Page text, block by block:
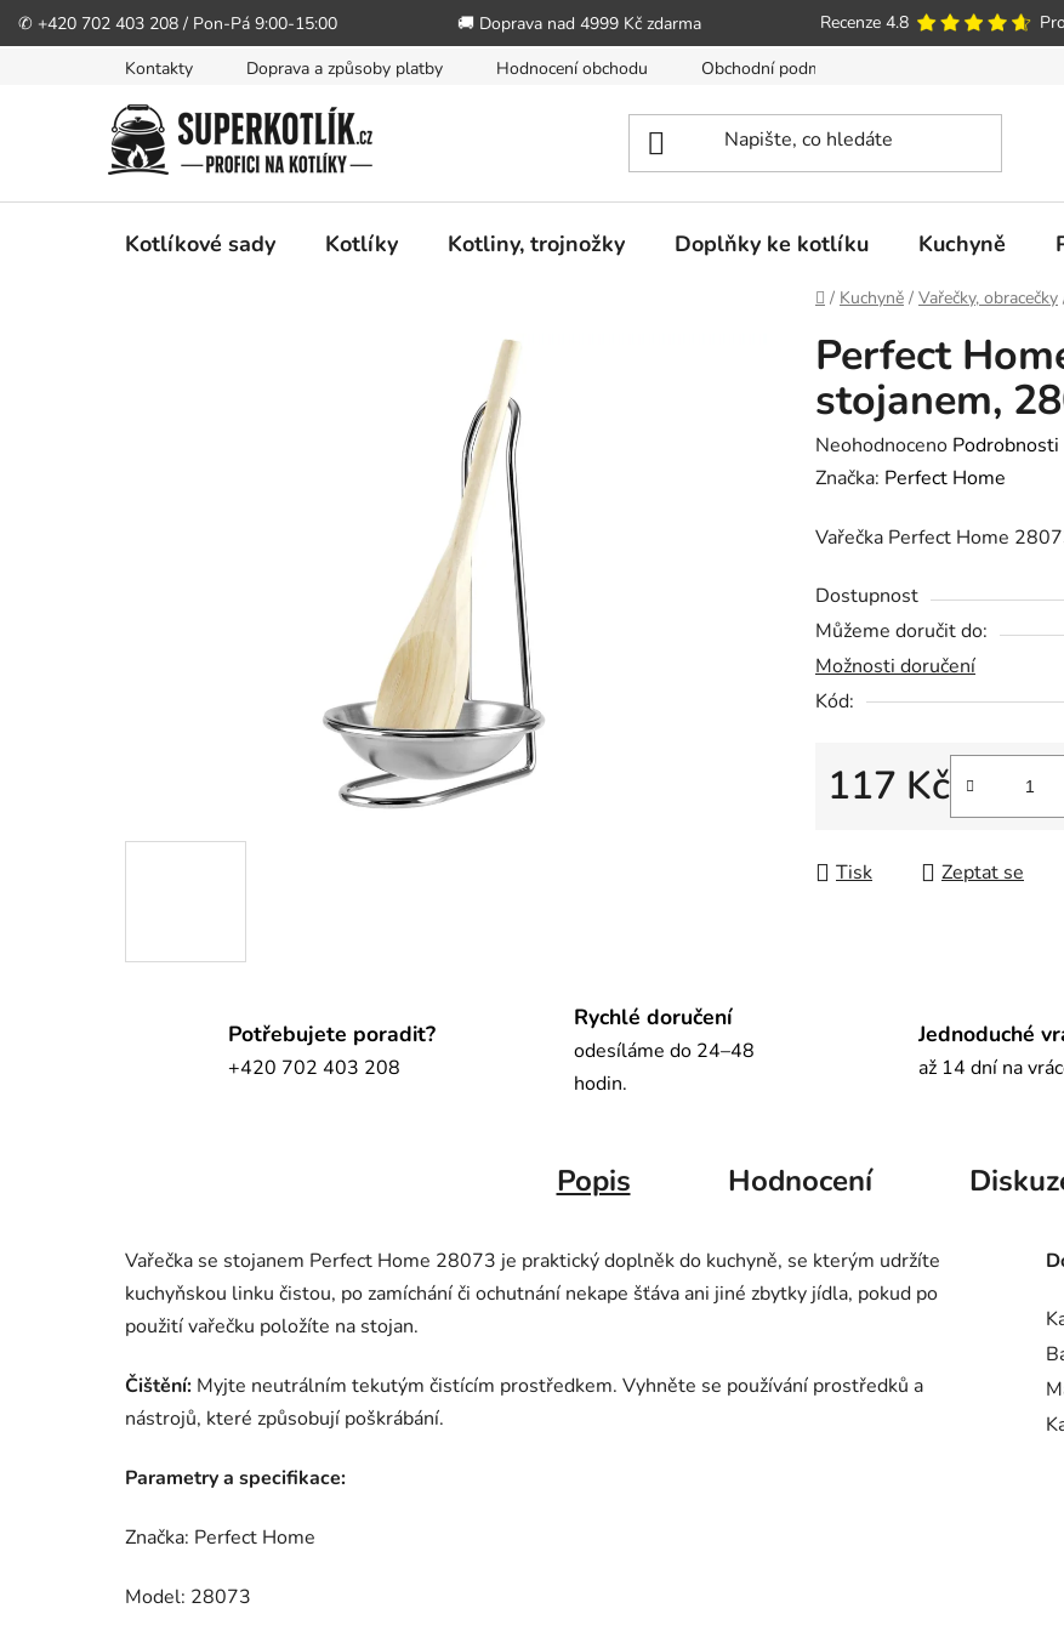
✆ +420 702 403 208 / Pon-Pá 9:00-15:00 🚚 Doprava nad 4999 Kč zdarma Recenze 4.8
Kontakty Doprava a způsoby platby Hodnocení obchodu Obchodní podmínky Poučení o právu
Kotlíkové sady Kotlíky Kotliny, trojnožky Doplňky ke kotlíku Kuchyně
Domů
/ Kuchyně / Vařečky, obracečky
Perfect
stojanem,
Průměrné
hodnocení
je
z
5
hvězdiček.
Neohodnoceno
Značka: Perfect Home
Vařečka Perfect Home
Dostupnost
Můžeme doručit do:
Možnosti doručení
Kód:
117 Kč
Tisk Zeptat se
Potřebujete poradit?
+420 702 403 208
Rychlé doručení
odesíláme do 24–48
hodin.
Jednoduché
až 14 dní na
Popis Hodnocení
Vařečka se stojanem Perfect Home 28073 je praktický doplněk do kuchyně, se kterým udržíte
kuchyňskou linku čistou, po zamíchání či ochutnání nekape šťáva ani jiné zbytky jídla, pokud po
použití vařečku položíte na stojan.
Čištění: Myjte neutrálním tekutým čistícím prostředkem. Vyhněte se používání prostředků a
nástrojů, které způsobují poškrábání.
Parametry a specifikace:
Značka: Perfect Home
Model: 28073